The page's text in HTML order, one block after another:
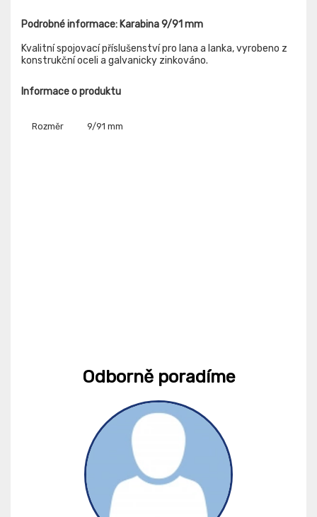
Podrobné informace: Karabina 9/91 mm
Kvalitní spojovací příslušenství pro lana a lanka, vyrobeno z
konstrukční oceli a galvanicky zinkováno.
Informace o produktu
Rozměr 9/91 mm
Odborně poradíme